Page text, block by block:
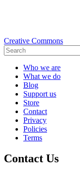
Creative Commons
Who we are
What we do
Blog
Support us
Store
Contact
Privacy
Policies
Terms
Contact Us